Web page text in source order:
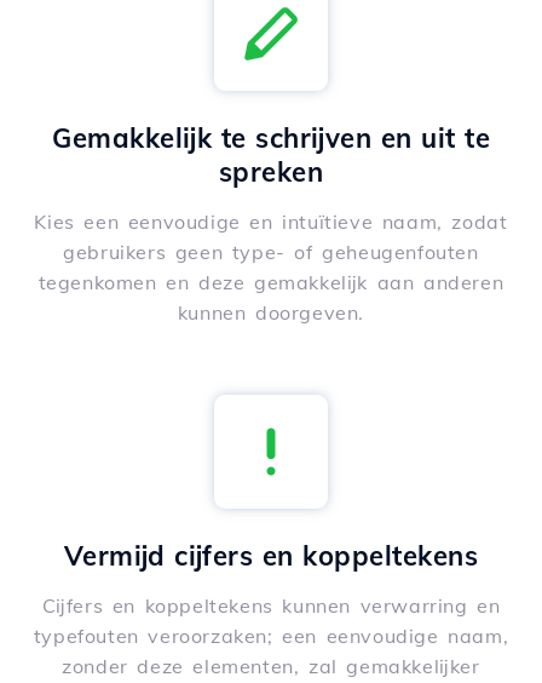
Gemakkelijk te schrijven en uit te
spreken
Kies een eenvoudige en intuïtieve naam, zodat
gebruikers geen type- of geheugenfouten
tegenkomen en deze gemakkelijk aan anderen
kunnen doorgeven.
Vermijd cijfers en koppeltekens
Cijfers en koppeltekens kunnen verwarring en
typefouten veroorzaken; een eenvoudige naam,
zonder deze elementen, zal gemakkelijker